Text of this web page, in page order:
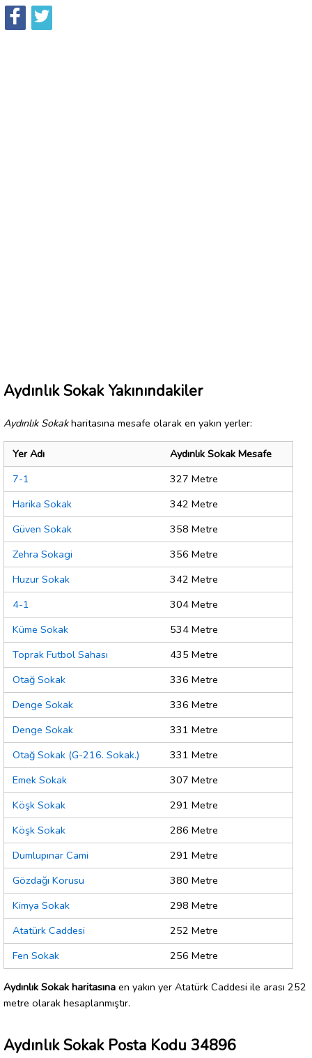
Aydınlık Sokak Yakınındakiler
Aydınlık Sokakharitasına mesafe olarak en yakın yerler:
Yer Adı
Aydınlık Sokak Mesafe
7-1
327 Metre
Harika Sokak
342 Metre
Güven Sokak
358 Metre
Zehra Sokagi
356 Metre
Huzur Sokak
342 Metre
4-1
304 Metre
Küme Sokak
534 Metre
Toprak Futbol Sahası
435 Metre
Otağ Sokak
336 Metre
Denge Sokak
336 Metre
Denge Sokak
331 Metre
Otağ Sokak (G-216. Sokak.)
331 Metre
Emek Sokak
307 Metre
Köşk Sokak
291 Metre
Köşk Sokak
286 Metre
Dumlupınar Cami
291 Metre
Gözdağı Korusu
380 Metre
Kimya Sokak
298 Metre
Atatürk Caddesi
252 Metre
Fen Sokak
256 Metre
Aydınlık Sokak haritasına en yakın yer Atatürk Caddesi ile arası 252
metre olarak hesaplanmıştır.
Aydınlık Sokak Posta Kodu 34896